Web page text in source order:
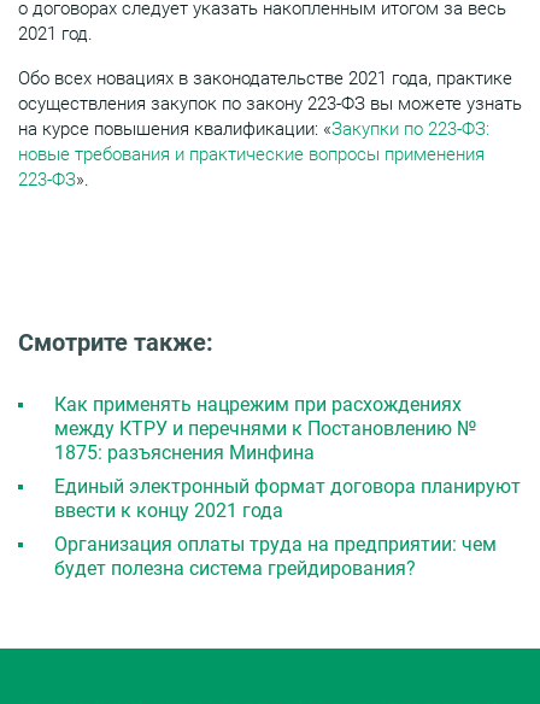
о договорах следует указать накопленным итогом за весь
2021 год.
Обо всех новациях в законодательстве 2021 года, практике
осуществления закупок по закону 223-ФЗ вы можете узнать
на курсе повышения квалификации: «Закупки по 223-ФЗ:
новые требования и практические вопросы применения
223-ФЗ».
Смотрите также:
Как применять нацрежим при расхождениях
между КТРУ и перечнями к Постановлению №
1875: разъяснения Минфина
Единый электронный формат договора планируют
ввести к концу 2021 года
Организация оплаты труда на предприятии: чем
будет полезна система грейдирования?